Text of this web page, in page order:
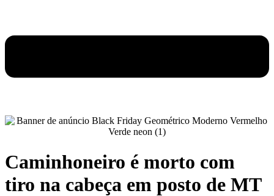
Caminhoneiro é morto com
tiro na cabeça em posto de MT